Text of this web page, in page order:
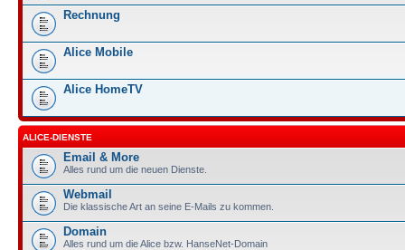
Rechnung
Alice Mobile
Alice HomeTV
ALICE-DIENSTE
Email & More
Alles rund um die neuen Dienste.
Webmail
Die klassische Art an seine E-Mails zu kommen.
Domain
Alles rund um die Alice bzw. HanseNet-Domain